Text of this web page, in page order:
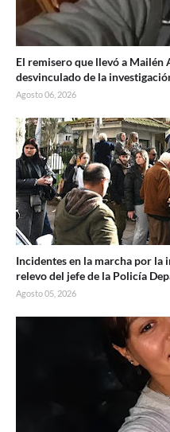
El remisero que llevó a
desvinculado de la
Agosto 06, 2026
Incidentes en la marcha por la
relevo del jefe de la Policía
Agosto 05, 2026